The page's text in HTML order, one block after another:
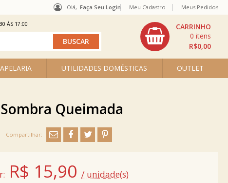
Olá, Faça Seu Login
UTILIDADES DOMÉSTICAS OUTLET
R$0,00
0
Meu Cadastro Meus Pedidos
ÀS 17:00
Queimada
R$ 15,90 / unidade(s)